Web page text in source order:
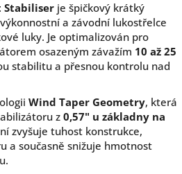
Stabiliser je špičkový krátký
a závodní lukostřelce
luky. Je optimalizován pro
osazeným závažím 10 až 25
stabilitu a přesnou kontrolu nad
Wind Taper Geometry, která
z 0,57" u základny na
zvyšuje tuhost konstrukce,
a současně snižuje hmotnost